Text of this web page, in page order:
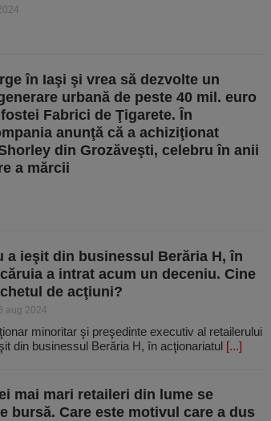
în Iaşi şi vrea să dezvolte un
urbană de peste 40 mil. euro
Fabrici de Ţigarete. În
anunţă că a achiziţionat
din Grozăveşti, celebru în anii
a mărcii
a ieşit din businessul Berăria H, în
a intrat acum un deceniu. Cine
de acţiuni?
aug 2024
minoritar şi pre­şedinte executiv al retailerului
din businessul Berăria H, în acţionariatul [...]
mai mari retaileri din lume se
bursă. Care este motivul care a dus